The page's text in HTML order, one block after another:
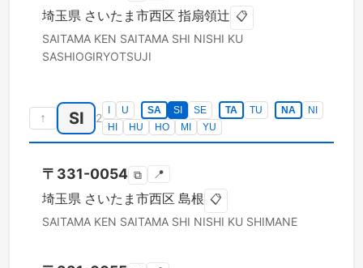
埼玉県 さいたま市西区 指扇領辻 📋
SAITAMA KEN SAITAMA SHI NISHI KU
SASHIOGIRYOTSUJI
↑ SI 2
U SA SI SE TA TU NA
NI
HI
HU HO MI YU
〒 331-0054 ⧉ 📍
埼玉県 さいたま市西区 島根 📋
SAITAMA KEN SAITAMA SHI NISHI KU SHIMANE